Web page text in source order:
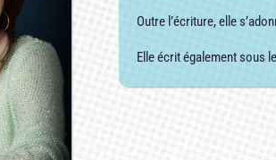
Outre l’écriture, elle
Elle écrit également sous